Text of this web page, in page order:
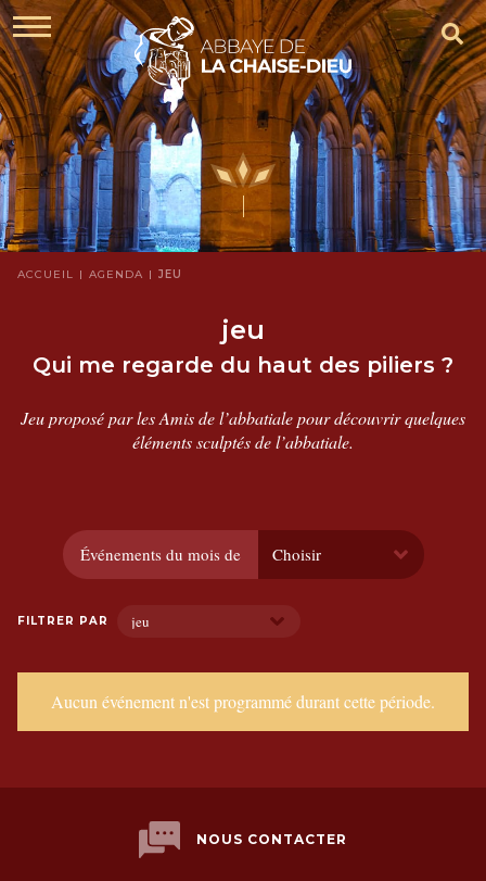
ACCUEIL AGENDA JEU
jeu
Qui me regarde du haut des piliers ?
Jeu proposé par les Amis de l’abbatiale pour découvrir quelques
éléments sculptés de l’abbatiale.
Événements du mois de
FILTRER PAR
Aucun événement n'est programmé durant cette période.
NOUS CONTACTER